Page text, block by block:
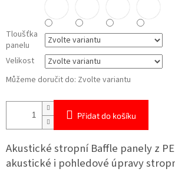
Tloušťka
panelu
Velikost
Můžeme doručit do: Zvolte variantu
Přidat do košíku
Akustické stropní Baffle panely z
akustické i pohledové úpravy